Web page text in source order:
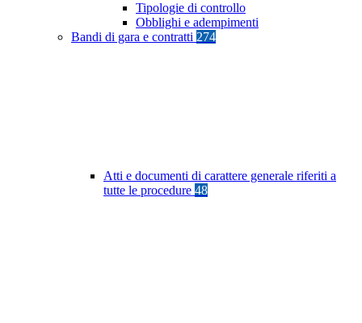
Tipologie di controllo
Obblighi e adempimenti
Bandi di gara e contratti 274
Atti e documenti di carattere generale riferiti a
tutte le procedure 48